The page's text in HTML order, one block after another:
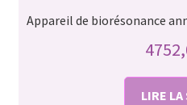
Appareil de biorésonance
LIRE